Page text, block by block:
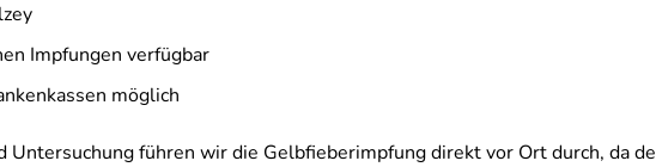
Impfungen verfügbar
möglich
Untersuchung führen wir die Gelbfieberimpfung direkt vor Ort durch, da